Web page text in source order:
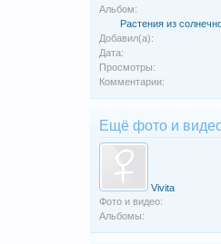
Альбом:
Растения из
Добавил(а):
Дата:
Просмотры:
Комментарии:
Ещё фото и
Vivita
Фото и видео:
Альбомы: